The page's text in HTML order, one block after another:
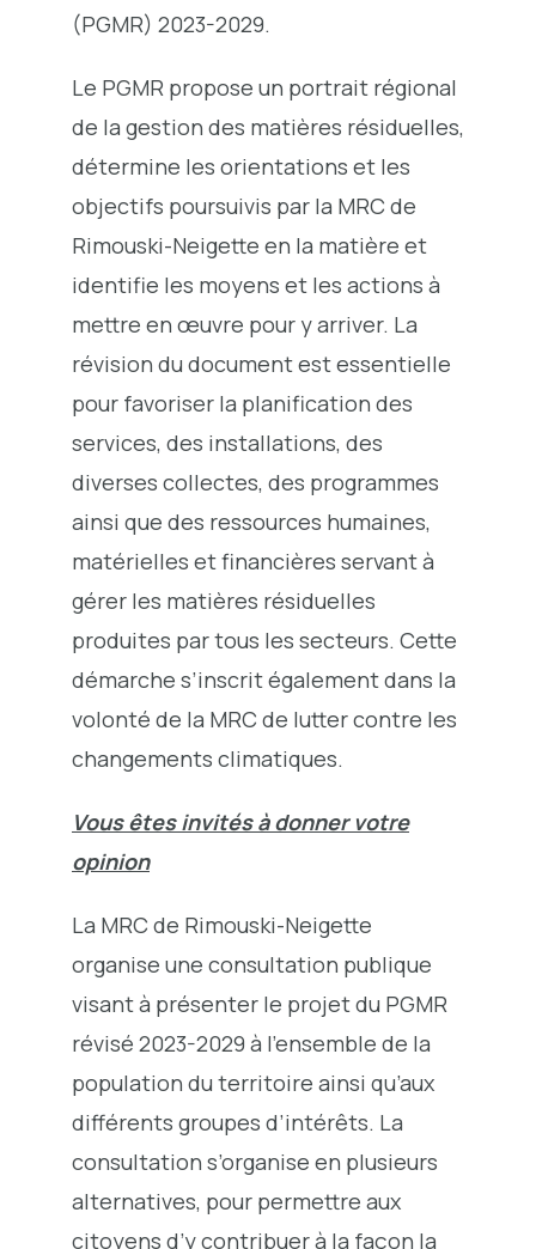
(PGMR) 2023-2029.
Le PGMR propose un portrait régional
de la gestion des matières résiduelles,
détermine les orientations et les
objectifs poursuivis par la MRC de
Rimouski-Neigette en la matière et
identifie les moyens et les actions à
mettre en œuvre pour y arriver. La
révision du document est essentielle
pour favoriser la planification des
services, des installations, des
diverses collectes, des programmes
ainsi que des ressources humaines,
matérielles et financières servant à
gérer les matières résiduelles
produites par tous les secteurs. Cette
démarche s’inscrit également dans la
volonté de la MRC de lutter contre les
changements climatiques.
Vous êtes invités à donner votre
opinion
La MRC de Rimouski-Neigette
organise une consultation publique
visant à présenter le projet du PGMR
révisé 2023-2029 à l’ensemble de la
population du territoire ainsi qu’aux
différents groupes d’intérêts. La
consultation s’organise en plusieurs
alternatives, pour permettre aux
citoyens d’y contribuer à la façon la